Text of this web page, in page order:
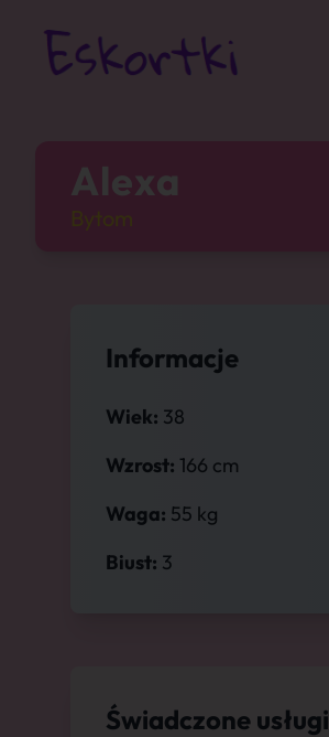
Alexa
Informacje
Wiek: 38
Wzrost: 166 cm
Waga: 55 kg
Biust: 3
Świadczone usługi